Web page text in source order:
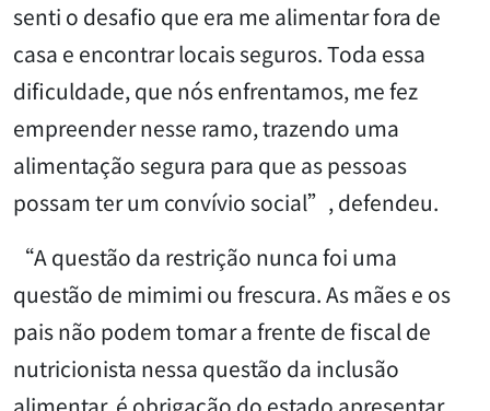
senti o desafio que era me alimentar fora de
casa e encontrar locais seguros. Toda essa
dificuldade, que nós enfrentamos, me fez
empreender nesse ramo, trazendo uma
alimentação segura para que as pessoas
possam ter um convívio social”, defendeu.
“A questão da restrição nunca foi uma
questão de mimimi ou frescura. As mães e os
pais não podem tomar a frente de fiscal de
nutricionista nessa questão da inclusão